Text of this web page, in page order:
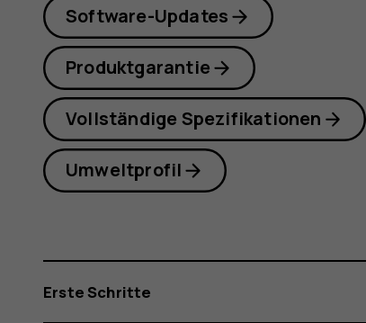
Software-Updates
Produktgarantie
Vollständige Spezifikationen
Umweltprofil
Erste Schritte